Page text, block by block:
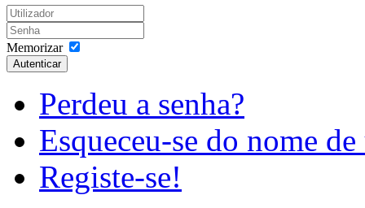
Memorizar
Autenticar
Perdeu a senha?
Esqueceu-se do nome
Registe-se!